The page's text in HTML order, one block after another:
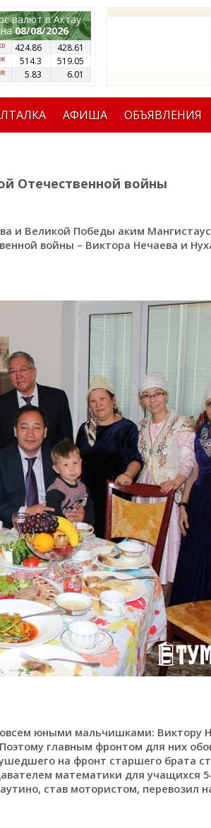
валют в Актау
на08/08/2026
424.86
428.61
514.3
519.05
5.83
6.01
АФИША ОБЪЯВЛЕНИЯ
Отечественной войны
и Великой Победы аким
войны – Виктора Нечаева и
юными мальчишками: Виктору
главным фронтом для них
на фронт старшего брата
математики для учащихся
став мотористом, перевозил